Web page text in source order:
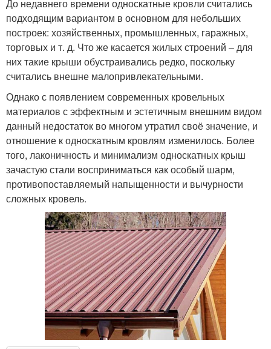
До недавнего времени односкатные кровли считались
подходящим вариантом в основном для небольших
построек: хозяйственных, промышленных, гаражных,
торговых и т. д. Что же касается жилых строений – для
них такие крыши обустраивались редко, поскольку
считались внешне малопривлекательными.
Однако с появлением современных кровельных
материалов с эффектным и эстетичным внешним видом
данный недостаток во многом утратил своё значение, и
отношение к односкатным кровлям изменилось. Более
того, лаконичность и минимализм односкатных крыш
зачастую стали восприниматься как особый шарм,
противопоставляемый напыщенности и вычурности
сложных кровель.